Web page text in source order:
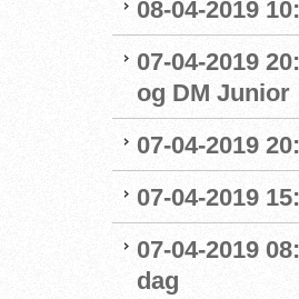
08-04-2019
07-04-2019
og DM Junior
07-04-2019
07-04-2019
07-04-2019
dag